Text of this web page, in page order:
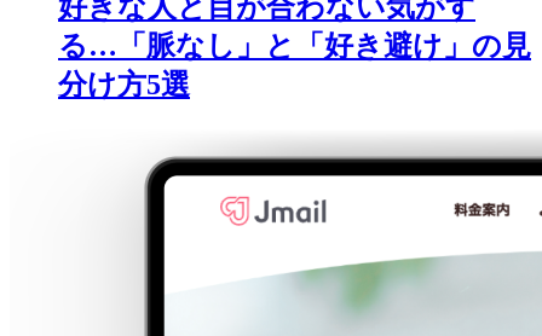
好きな人と目が合わない気がす
る…「脈なし」と「好き避け」の見
分け方5選